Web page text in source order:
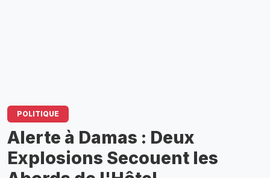
POLITIQUE
Alerte à Damas : Deux
Explosions Secouent les